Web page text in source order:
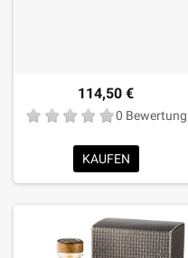
114,50 €
0 Bewertung
KAUFEN